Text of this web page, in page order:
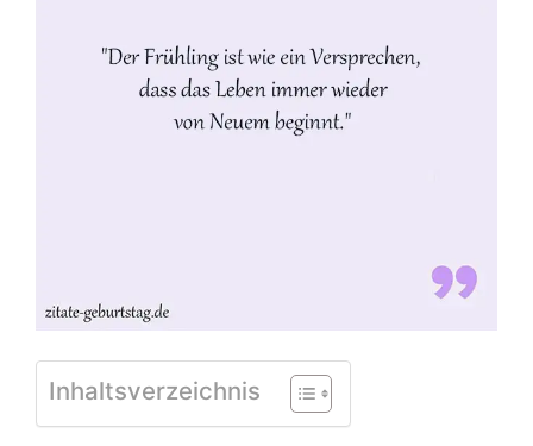
Inhaltsverzeichnis